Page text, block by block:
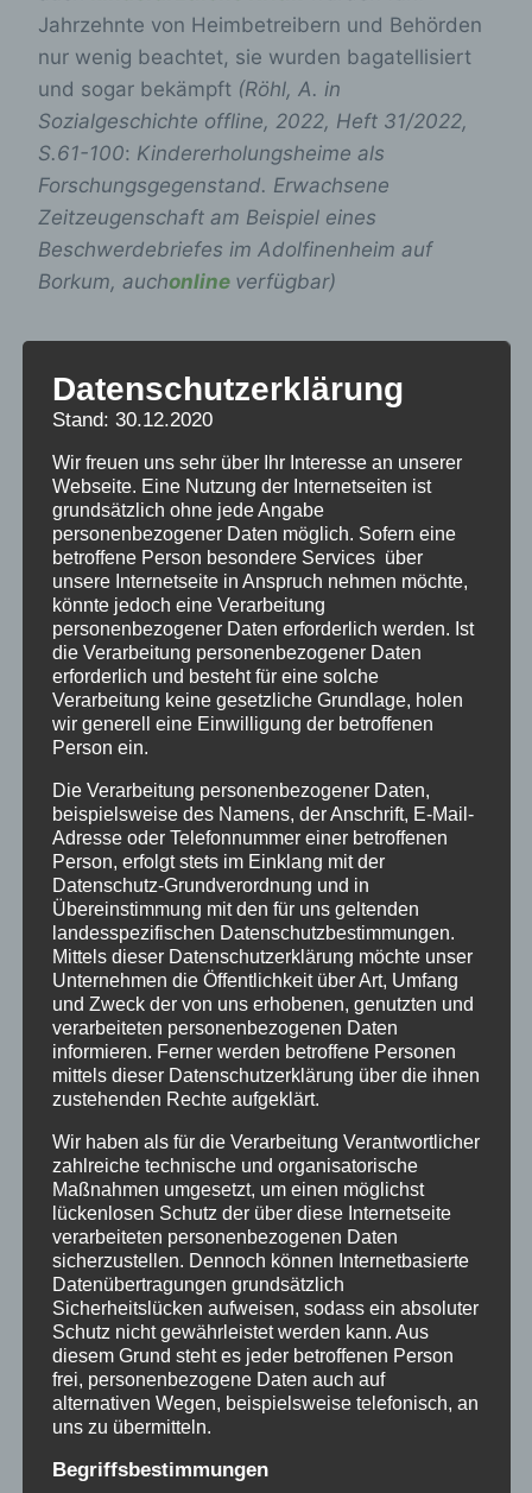
Jahrzehnte von Heimbetreibern und Behörden
nur wenig beachtet, sie wurden bagatellisiert
und sogar bekämpft (Röhl, A. in
Sozialgeschichte offline, 2022, Heft 31/2022,
S.61-100: Kindererholungsheime als
Forschungsgegenstand. Erwachsene
Zeitzeugenschaft am Beispiel eines
Beschwerdebriefes im Adolfinenheim auf
Borkum, auchonline verfügbar)
die Betroffenen selbst zu Wort melden,
brechen oftmals lange, nur im Privaten
Schmerzen, Scham, Angst und Gewalt auf. Die
Menschen beschreiben dabei detaillierte
Szenen in Ess- und Schlafräumen und wissen
noch, wo ihr Bett stand und wie an einem
bestimmten Tag das Licht durch die Vorhänge
fiel. Sie beschreiben Gerüche, an den
Schlafsaal, den Waschraum, das Essen,
Farben, gestochen scharfe Filmszenen ihrer
traumatischen Erlebnisse und erleben dabei
Andere haben schwere Körpersymptome und
Alpträume, die sich durch bestimmte Fakten
auf Verschickungserfahrungen zurückführen
lassen. Sie alle erleben einen ungeheuren
Kräftezuwachs aus dem Gefühl, nicht mehr
allein mit ihrem Leid und nicht schuld daran
gewesen zu sein, sie engagieren sich in
gegenseitigem Austausch, in Beratung,
Vernetzung und Recherche, sie streben an,
mehr über diese Einrichtungen herauszufinden.
und Forschung zu diesem Thema kamen von
Betroffenen.
Niemand sollte das Leid der
Verschickungskinder, was sich seit 2019
zehntausendfach öffentlich geäußert hat,
kleinreden wollen, kein einziger positiver
Bericht sollte denjenigen, die als Kinder in
diesen Einrichtungen gelitten haben, das
Glück hatten, solches nicht zu erleben,
Datenschutzerklärung
Stand: 30.12.2020
Wir freuen uns sehr über Ihr Interesse an unserer
Webseite. Eine Nutzung der Internetseiten ist
grundsätzlich ohne jede Angabe
personenbezogener Daten möglich. Sofern eine
betroffene Person besondere Services über
unsere Internetseite in Anspruch nehmen möchte,
könnte jedoch eine Verarbeitung
personenbezogener Daten erforderlich werden. Ist
die Verarbeitung personenbezogener Daten
erforderlich und besteht für eine solche
Verarbeitung keine gesetzliche Grundlage, holen
wir generell eine Einwilligung der betroffenen
Person ein.
Die Verarbeitung personenbezogener Daten,
beispielsweise des Namens, der Anschrift, E-Mail-
Adresse oder Telefonnummer einer betroffenen
Person, erfolgt stets im Einklang mit der
Datenschutz-Grundverordnung und in
Übereinstimmung mit den für uns geltenden
landesspezifischen Datenschutzbestimmungen.
Mittels dieser Datenschutzerklärung möchte unser
Unternehmen die Öffentlichkeit über Art, Umfang
und Zweck der von uns erhobenen, genutzten und
verarbeiteten personenbezogenen Daten
informieren. Ferner werden betroffene Personen
mittels dieser Datenschutzerklärung über die ihnen
zustehenden Rechte aufgeklärt.
Wir haben als für die Verarbeitung Verantwortlicher
zahlreiche technische und organisatorische
Maßnahmen umgesetzt, um einen möglichst
lückenlosen Schutz der über diese Internetseite
verarbeiteten personenbezogenen Daten
sicherzustellen. Dennoch können Internetbasierte
Datenübertragungen grundsätzlich
Sicherheitslücken aufweisen, sodass ein absoluter
Schutz nicht gewährleistet werden kann. Aus
diesem Grund steht es jeder betroffenen Person
frei, personenbezogene Daten auch auf
alternativen Wegen, beispielsweise telefonisch, an
uns zu übermitteln.
Begriffsbestimmungen